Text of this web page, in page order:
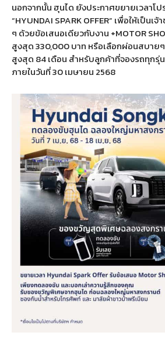
นอกจากนั้น ฮุนได ยังประกาศขยายเวลาโ
“HYUNDAI SPARK OFFER” เพื่อให้เป็น
ๆ ด้วยข้อเสนอเดียวกับงาน +MOTOR
สูงสุด 330,000 บาท หรือเลือกผ่อนสบาย
สูงสุด 84 เดือน สำหรับลูกค้าที่จองรถทุกรุ่
ภายในวันที่ 30 เมษายน 2568